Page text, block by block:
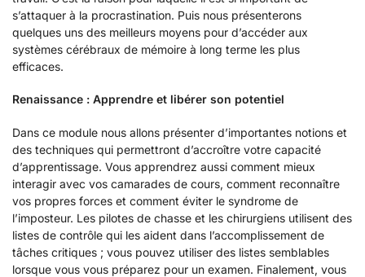
s’attaquer à la procrastination. Puis nous présenterons
quelques uns des meilleurs moyens pour d’accéder aux
systèmes cérébraux de mémoire à long terme les plus
efficaces.
Renaissance : Apprendre et libérer son potentiel
Dans ce module nous allons présenter d’importantes notions et
des techniques qui permettront d’accroître votre capacité
d’apprentissage. Vous apprendrez aussi comment mieux
interagir avec vos camarades de cours, comment reconnaître
vos propres forces et comment éviter le syndrome de
l’imposteur. Les pilotes de chasse et les chirurgiens utilisent des
listes de contrôle qui les aident dans l’accomplissement de
tâches critiques ; vous pouvez utiliser des listes semblables
lorsque vous vous préparez pour un examen. Finalement, vous